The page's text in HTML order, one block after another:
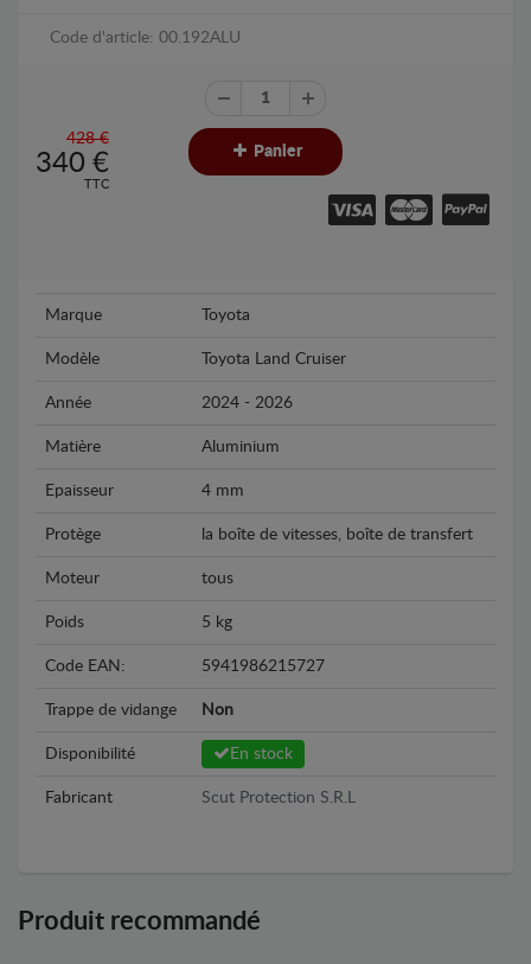
Code d'article: 00.192ALU
428 €
340 €
TTC
Panier
Marque Toyota
Modèle Toyota Land Cruiser
Année 2024 - 2026
Matière Aluminium
Epaisseur 4 mm
Protège la boîte de vitesses, boîte de transfert
Moteur tous
Poids 5 kg
Code EAN: 5941986215727
Trappe de vidange Non
Disponibilité En stock
Fabricant Scut Protection S.R.L
Produit recommandé